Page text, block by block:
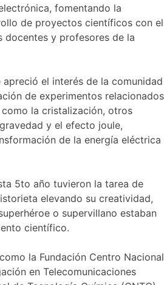
fomentando la
de proyectos científicos con el
docentes y profesores de la
el interés de la comunidad
de experimentos relacionados
la cristalización, otros
y el efecto joule,
de la energía eléctrica
5to año tuvieron la tarea de
elevando su creatividad,
o supervillano estaban
científico.
la Fundación Centro Nacional
en Telecomunicaciones